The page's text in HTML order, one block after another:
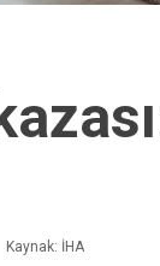
Kaynak: İHA